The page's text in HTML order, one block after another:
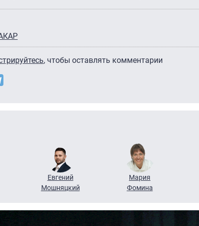
, чтобы оставлять комментарии
Евгений
Мошняцкий
Мария
Фомина